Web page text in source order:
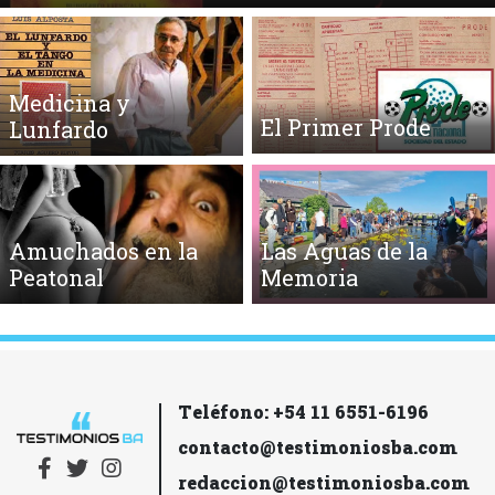
Medicina y
Lunfardo
El Primer Prode
Amuchados en la
Peatonal
Las Aguas de la
Memoria
Teléfono: +54 11 6551-6196
contacto@testimoniosba.com
redaccion@testimoniosba.com